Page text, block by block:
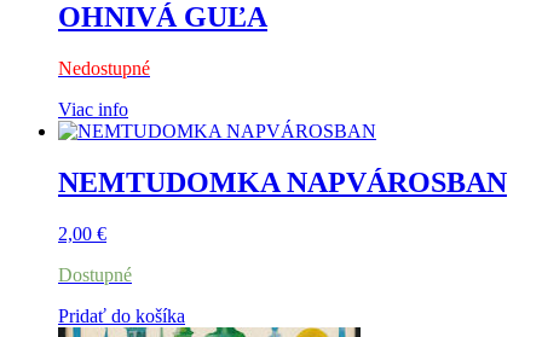
OHNIVÁ GUĽA
Nedostupné
Viac info
NEMTUDOMKA NAPVÁROSBAN
2,00 €
Dostupné
Pridať do košíka